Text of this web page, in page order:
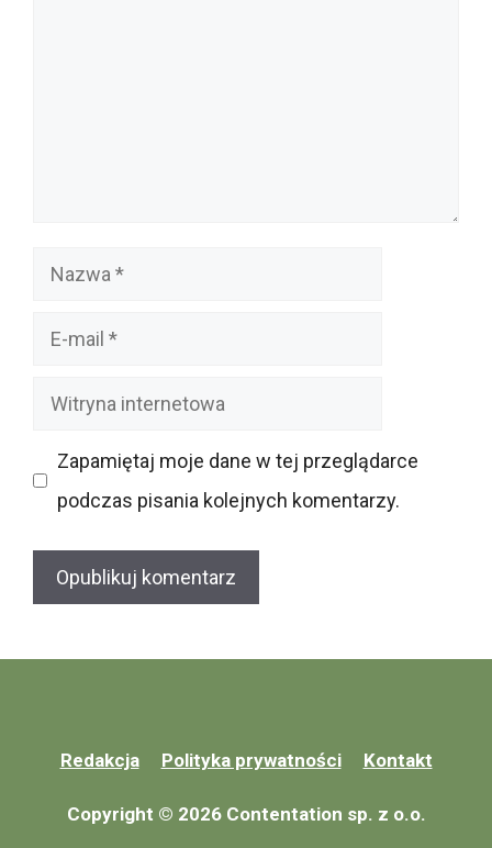
Nazwa
Witryna
Zapamiętaj moje dane w tej przeglądarce
podczas pisania kolejnych komentarzy.
Redakcja Polityka prywatności Kontakt
Copyright © 2026 Contentation sp. z o.o.